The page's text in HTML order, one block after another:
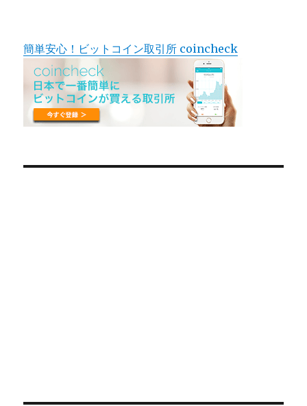
簡単安心！ビットコイン取引所 coincheck